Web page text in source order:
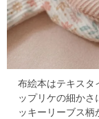
布絵本はテキスタ
ップリケの細かさ
ッキーリーブス柄